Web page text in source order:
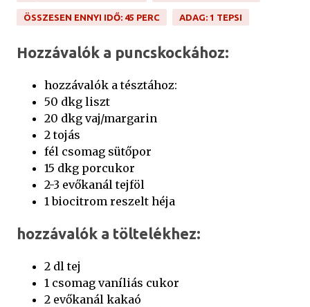
ÖSSZESEN ENNYI IDŐ: 45 PERC ADAG: 1 TEPSI
Hozzávalók a puncskockához:
hozzávalók a tésztához:
50 dkg liszt
20 dkg vaj/margarin
2 tojás
fél csomag sütőpor
15 dkg porcukor
2-3 evőkanál tejföl
1 biocitrom reszelt héja
hozzávalók a töltelékhez:
2 dl tej
1 csomag vaníliás cukor
2 evőkanál kakaó